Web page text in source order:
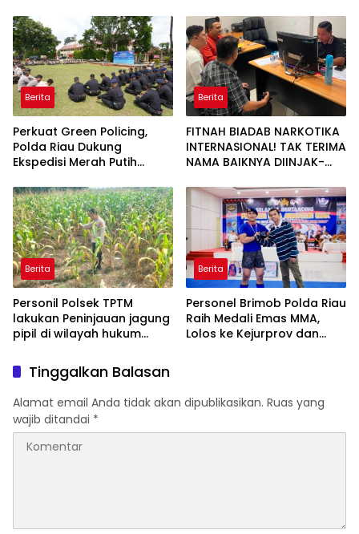
Hunian
Aktivitas Z Homestay di
Jalan Tanjung Datuk
Berita
Perkuat Green Policing,
Polda Riau Dukung
Ekspedisi Merah Putih
Penanaman Mangrove
Berita
FITNAH BIADAB NARKOTIKA
INTERNASIONAL! TAK TERIMA
NAMA BAIKNYA DIINJAK-
DECLARE WAR: SIAP Bantai
DAN SERET AKUN PEMBUNUH
KARAKTER KE PENJARA
POLDA KEPRI!
Berita
Personil Polsek TPTM
lakukan Peninjauan jagung
pipil di wilayah hukum
Berita
Personel Brimob Polda Riau
Raih Medali Emas MMA,
Lolos ke Kejurprov dan
Tinggalkan Balasan
Alamat email Anda tidak akan dipublikasikan. Ruas yang
wajib ditandai *